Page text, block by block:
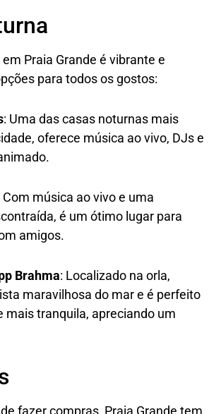
Praia Grande é vibrante e
para todos os gostos:
: Uma das casas noturnas mais
oferece música ao vivo, DJs e
Com música ao vivo e uma
é um ótimo lugar para
amigos.
Brahma: Localizado na orla,
maravilhosa do mar e é perfeito
mais tranquila, apreciando um
fazer compras, Praia Grande tem